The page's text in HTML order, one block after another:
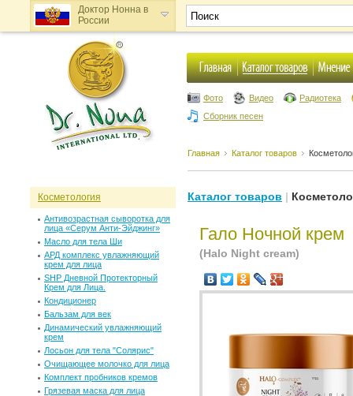
Доктор Нонна в
России
Доктор Нонна в
Украине
Фото Видео
Радиотека
Сборник песен
Главная Каталог товаров
Косметология
Антивозрастная сыворотка для
лица «Серум Анти-Эйджинг»
Масло для тела Ши
АРД комплекс увлажняющий
крем для лица
SHP Дневной Протекторный
Крем для Лица.
Кондиционер
Бальзам для век
Динамический увлажняющий
крем
Лосьон для тела "Солярис"
Очищающее молочко для лица
Комплект пробников кремов
Грязевая маска для лица
Каталог товаров |
Гало Ночной крем
(Halo Night cream)